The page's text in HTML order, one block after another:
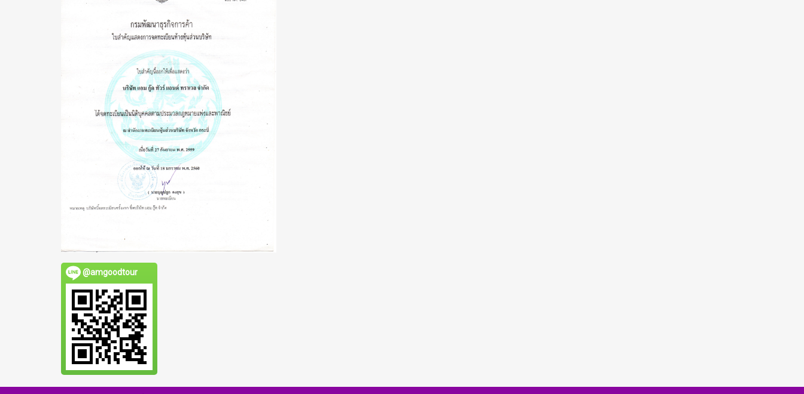
@amgoodtour